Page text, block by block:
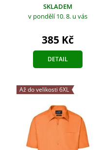
SKLADEM
v pondělí 10. 8. u vás
385 Kč
DETAIL
Až do velikosti 6XL